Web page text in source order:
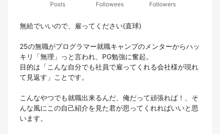
Posts
Followees
Followers
無給でいいので、雇ってください(直球)
25の無職がプログラマー就職キャンプのメンターからハッ
キリ「無理」っと言われ、PG勉強に奮起。
目的は「こんな自分でも社員で雇ってくれる会社様が現れ
て見返す」ことです。
こんなやつでも就職出来るんだ、俺だって頑張れば！、そ
んな風にこの自己紹介を見た君が思ってくれればいいと思
います。